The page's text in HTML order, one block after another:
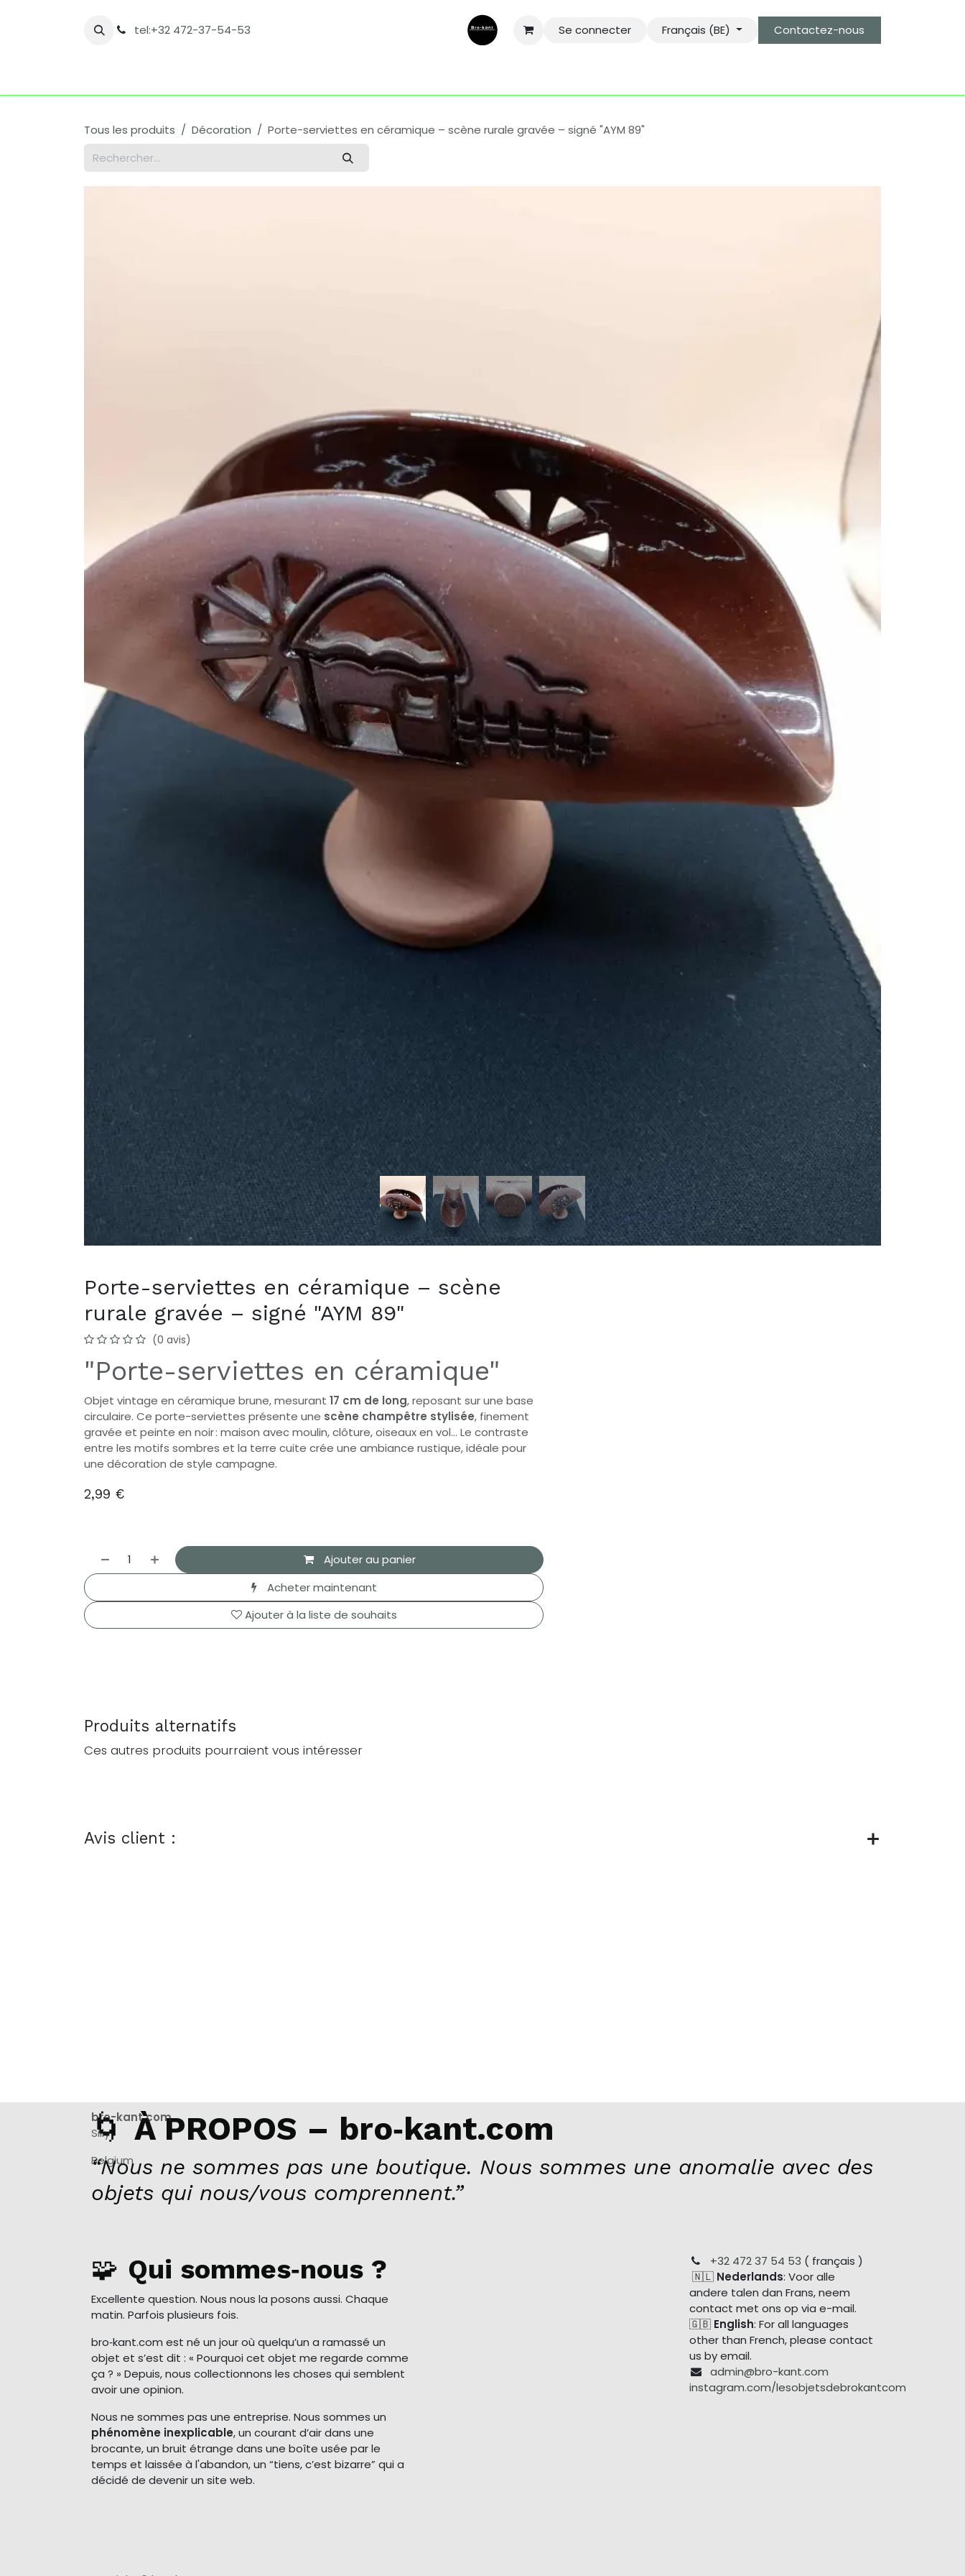
tel:+32 472-37-54-53
Se connecter Français (BE) Contactez-nous
Tous les produits Décoration Porte-serviettes en céramique – scène rurale gravée – signé "AYM 89"
Porte-serviettes en céramique – scène
rurale gravée – signé "AYM 89"
(0 avis)
"Porte-serviettes en céramique"
Objet vintage en céramique brune, mesurant 17 cm de long, reposant sur une base
circulaire. Ce porte-serviettes présente une scène champêtre stylisée, finement
gravée et peinte en noir : maison avec moulin, clôture, oiseaux en vol… Le contraste
entre les motifs sombres et la terre cuite crée une ambiance rustique, idéale pour
une décoration de style campagne.
2,99 €
Ajouter au panier
Acheter maintenant
Ajouter à la liste de souhaits
Produits alternatifs
Ces autres produits pourraient vous intéresser
Avis client :
🌀À PROPOS – bro‑kant.com
“Nous ne sommes pas une boutique. Nous sommes une anomalie avec des
objets qui nous/vous comprennent.”
🧩 Qui sommes‑nous ?
Excellente question. Nous nous la posons aussi. Chaque
matin. Parfois plusieurs fois.
bro‑kant.com est né un jour où quelqu’un a ramassé un
objet et s’est dit : « Pourquoi cet objet me regarde comme
ça ? » Depuis, nous collectionnons les choses qui semblent
avoir une opinion.
Nous ne sommes pas une entreprise. Nous sommes un
phénomène inexplicable, un courant d’air dans une
brocante, un bruit étrange dans une boîte usée par le
temps et laissée à l'abandon, un “tiens, c’est bizarre” qui a
décidé de devenir un site web.
+32 472 37 54 53 ( français )
🇳🇱 Nederlands: Voor alle
andere talen dan Frans, neem
contact met ons op via e-mail.
🇬🇧 English: For all languages
other than French, please contact
us by email.
admin@bro-kant.com
instagram.com/lesobjetsdebrokantcom
bro-kant.com
Silly
Belgium